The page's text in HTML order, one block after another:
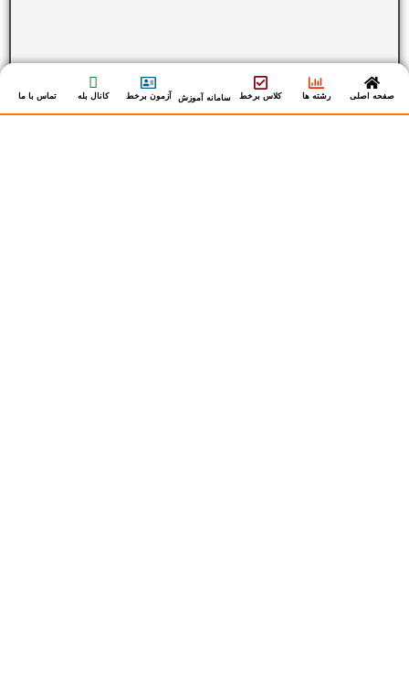
صفحه اصلی رشته ها کلاس برخط سامانه آموزش آزمون برخط کانال بله تماس با ما